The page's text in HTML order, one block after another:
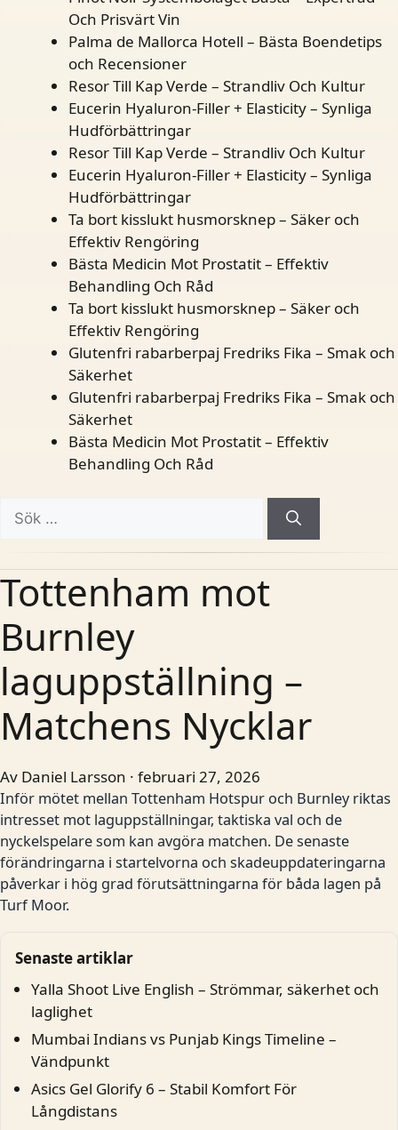
Och Prisvärt Vin
Palma de Mallorca Hotell – Bästa Boendetips
och Recensioner
Resor Till Kap Verde – Strandliv Och Kultur
Eucerin Hyaluron-Filler + Elasticity – Synliga
Hudförbättringar
Resor Till Kap Verde – Strandliv Och Kultur
Eucerin Hyaluron-Filler + Elasticity – Synliga
Hudförbättringar
Ta bort kisslukt husmorsknep – Säker och
Effektiv Rengöring
Bästa Medicin Mot Prostatit – Effektiv
Behandling Och Råd
Ta bort kisslukt husmorsknep – Säker och
Effektiv Rengöring
Glutenfri rabarberpaj Fredriks Fika – Smak och
Säkerhet
Glutenfri rabarberpaj Fredriks Fika – Smak och
Säkerhet
Bästa Medicin Mot Prostatit – Effektiv
Behandling Och Råd
Sök
efter:
Tottenham mot
Burnley
laguppställning –
Matchens Nycklar
Av Daniel Larsson · februari 27, 2026
Inför mötet mellan Tottenham Hotspur och Burnley riktas
intresset mot laguppställningar, taktiska val och de
nyckelspelare som kan avgöra matchen. De senaste
förändringarna i startelvorna och skadeuppdateringarna
påverkar i hög grad förutsättningarna för båda lagen på
Turf Moor.
Senaste artiklar
Yalla Shoot Live English – Strömmar, säkerhet och
laglighet
Mumbai Indians vs Punjab Kings Timeline –
Vändpunkt
Asics Gel Glorify 6 – Stabil Komfort För
Långdistans